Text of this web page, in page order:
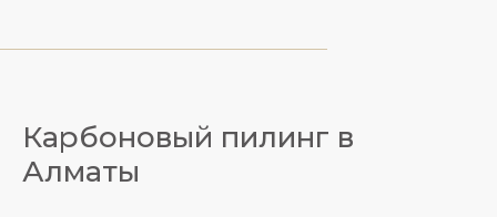
Карбоновый пилинг в
Алматы